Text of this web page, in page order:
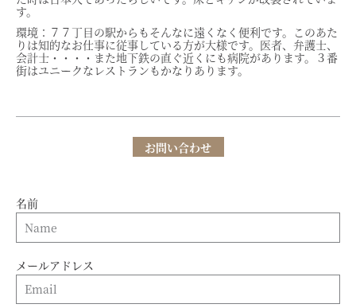
す。
環境：７７丁目の駅からもそんなに遠くなく便利です。このあた
りは知的なお仕事に従事している方が大様です。医者、弁護士、
会計士・・・・また地下鉄の直ぐ近くにも病院があります。３番
街はユニークなレストランもかなりあります。
お問い合わせ
名前
メールアドレス